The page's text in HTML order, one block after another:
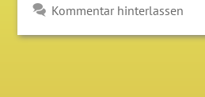
Kommentar hinterlassen